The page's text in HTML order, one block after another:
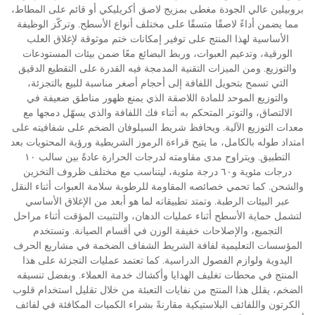
بروبيلين عالي الجودة مغطى بمزيج لاصق أكريليكي أو قائم على المطاط،
مما يضمن أداءً لاصقًا متسقًا على مختلف أنواع الأسطح. وتركّز الوظيفة
الأساسية لهذا المنتج على توفير إمكانات ختم موثوقة لإغلاق العلب
الورقية، وتدعيم العبوات، وربط البضائع معًا ضمن بيئات المستودعات
والتوزيع. ومن الميزات التقنية المدمجة فيه القدرة على التقطيع الدقيق
التي تسمح بتحويل اللفافة إلى أحجام أصغر مناسبة للبيع بالتجزئة،
والتوزيع الموحد للمادة اللاصقة الذي يمنع ظهور مناطق ضعيفة في
الالتصاق، والتوتر المتحكم به أثناء فك اللفافة والذي يسهّل دمجها مع
معدات التوزيع الآلية. ويحافظ شريط السيلوفان الضخم على شفافيته على
امتداد طوله بالكامل، ما يتيح قراءة الرموز الشريطية ورؤية المحتويات بعد
التطبيق. ويتراوح مدى مقاومته لدرجات الحرارة عادةً بين سالب ١٠
درجات مئوية و٦٠ درجة مئوية، ليتناسب مع مختلف ظروف التخزين
والشحن. كما تحمي خصائصه المقاومة للرطوبة سلامة العبوات أثناء النقل
عبر البيئات الرطبة. وتمتد تطبيقاته لما هو أبعد من الإغلاق الأساسي
لتشمل حماية الأسطح أثناء عمليات الدهان، والتثبيت المؤقت أثناء مراحل
التجميع، والإصلاحات خفيفة الوزن في أقسام الصيانة. وتستخدم
المؤسسات التعليمية لفافة الشريط الشفاف الضخمة في مشاريع الحرف
اليدوية ولوازم الفصول الدراسية. كما تعتمد عمليات التجزئة على هذا
المنتج في محطات تغليف الهدايا وأكشاك خدمة العملاء. وبفضل تنسيقه
الضخم، يقلل هذا المنتج من نفايات التعبئة من خلال تقليل استخدام قلوب
الكرتون واللفائف البلاستيكية مقارنةً بشراء الكميات المكافئة في لفائف